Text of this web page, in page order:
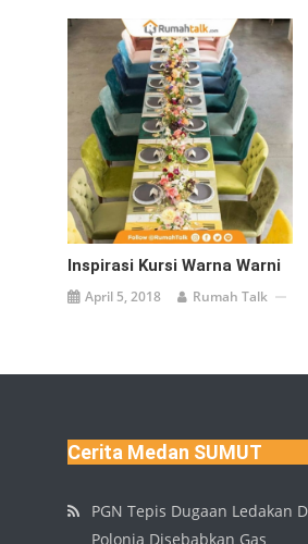
Inspirasi Kursi Warna Warni
April 5, 2018 Rumah Talk
Cerita Medan SUMUT
PGN Tepis Dugaan Ledakan
Polonia Disebabkan Gas